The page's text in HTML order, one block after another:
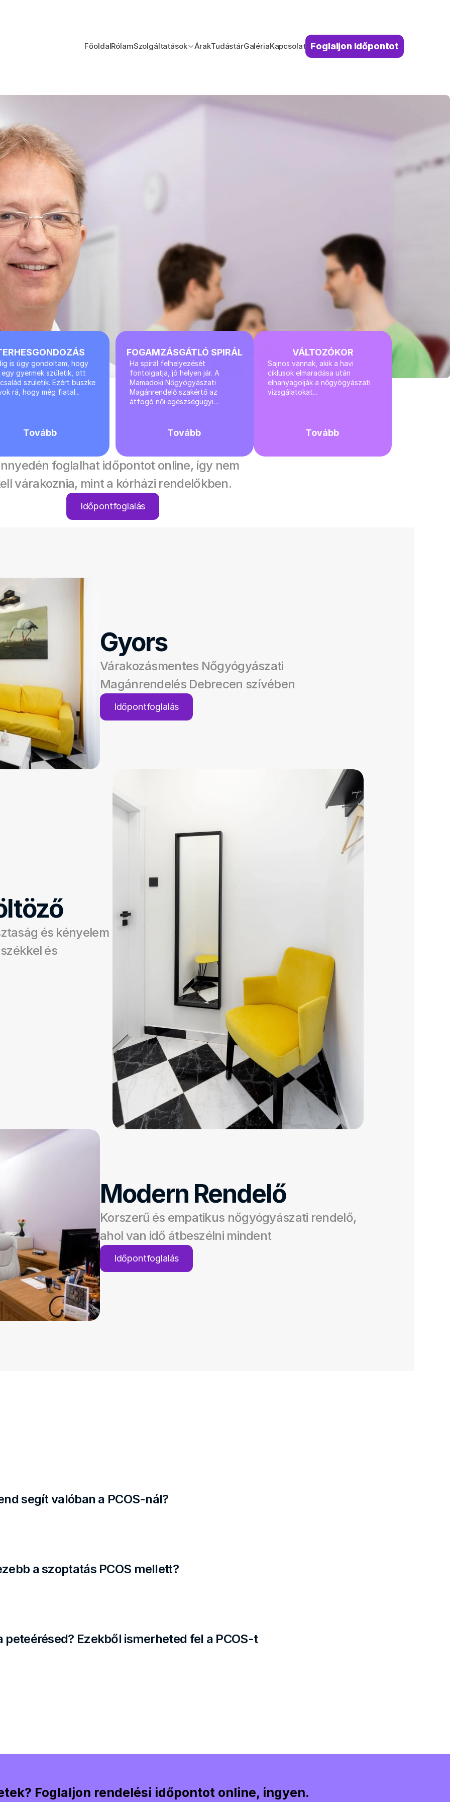
FőoldalRólamSzolgáltatások ÁrakTudástárGalériaKapcsolat Foglaljon Időpontot
is úgy gondoltam, hogy
egy gyermek születik, ott
születik. Ezért büszke
rá, hogy még fiatal...
Tovább
FOGAMZÁSGÁTLÓ SPIRÁL
Ha spirál felhelyezését
fontolgatja, jó helyen jár. A
Mamadoki Nőgyógyászati
Magánrendelő szakértő az
átfogó női egészségügyi…
Tovább
VÁLTOZÓKOR
Sajnos vannak, akik a havi
ciklusok elmaradása után
elhanyagolják a nőgyógyászati
vizsgálatokat...
Tovább
foglalhat időpontot online, így nem
várakoznia, mint a kórházi rendelőkben.
Időpontfoglalás
Gyors
Várakozásmentes Nőgyógyászati
Magánrendelés Debrecen szívében
Időpontfoglalás
és kényelem
és
Modern Rendelő
Korszerű és empatikus nőgyógyászati rendelő,
ahol van idő átbeszélni mindent
Időpontfoglalás
segít valóban a PCOS-nál?
a szoptatás PCOS mellett?
peteérésed? Ezekből ismerheted fel a PCOS-t
Foglaljon rendelési időpontot online, ingyen.